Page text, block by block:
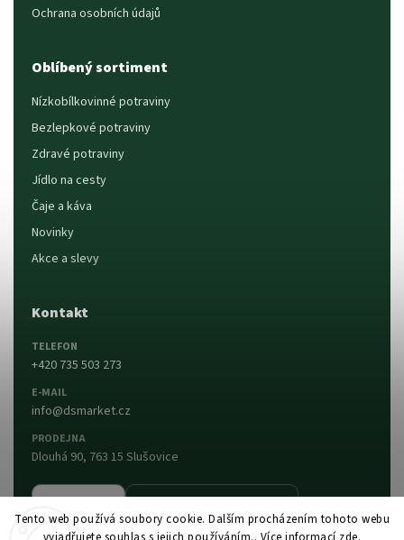
Tento web používá soubory cookie. Dalším procházením tohoto webu
Ochrana osobních údajů
Oblíbený sortiment
Nízkobílkovinné potraviny
Bezlepkové potraviny
Zdravé potraviny
Jídlo na cesty
Čaje a káva
Novinky
Akce a slevy
Kontakt
TELEFON
+420 735 503 273
E-MAIL
info@dsmarket.cz
PRODEJNA
Dlouhá 90, 763 15 Slušovice